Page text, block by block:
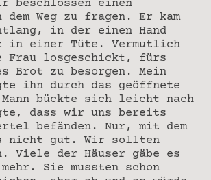
beschlossen einen
dem Weg zu fragen. Er kam
in der einen Hand
in einer Tüte. Vermutlich
Frau losgeschickt, fürs
Brot zu besorgen. Mein
ihn durch das geöffnete
bückte sich leicht nach
dass wir uns bereits
befänden. Nur, mit dem
nicht gut. Wir sollten
Viele der Häuser gäbe es
Sie mussten schon